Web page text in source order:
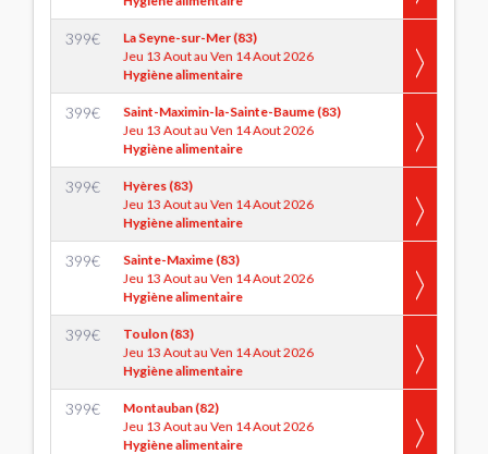
399€
La Seyne-sur-Mer (83)
Jeu 13 Aout au Ven 14 Aout 2026
Hygiène alimentaire
399€
Saint-Maximin-la-Sainte-Baume (83)
Jeu 13 Aout au Ven 14 Aout 2026
Hygiène alimentaire
399€
Hyères (83)
Jeu 13 Aout au Ven 14 Aout 2026
Hygiène alimentaire
399€
Sainte-Maxime (83)
Jeu 13 Aout au Ven 14 Aout 2026
Hygiène alimentaire
399€
Toulon (83)
Jeu 13 Aout au Ven 14 Aout 2026
Hygiène alimentaire
399€
Montauban (82)
Jeu 13 Aout au Ven 14 Aout 2026
Hygiène alimentaire